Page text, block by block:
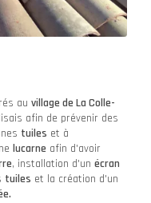
au village de La Colle-
afin de prévenir des
tuiles et à
lucarne afin d'avoir
, installation d'un écran
tuiles et la création d'un